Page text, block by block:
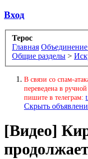
Вход
Терос
Главная Объединение
Общие разделы >
В связи со спам-
переведена в
пишите в телеграм:
Скрыть
[Видео]